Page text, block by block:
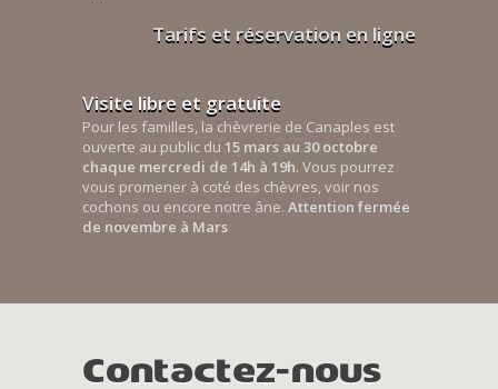
Tarifs et réservation en ligne
Visite libre et gratuite
Pour les familles, la chèvrerie de Canaples est
ouverte au public du 15 mars au 30 octobre
chaque mercredi de 14h à 19h. Vous pourrez
vous promener à coté des chèvres, voir nos
cochons ou encore notre âne. Attention fermée
de novembre à Mars
Contactez-nous